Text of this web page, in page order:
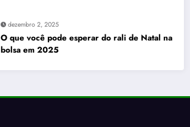
dezembro 2, 2025
O que você pode esperar do rali de Natal na
bolsa em 2025